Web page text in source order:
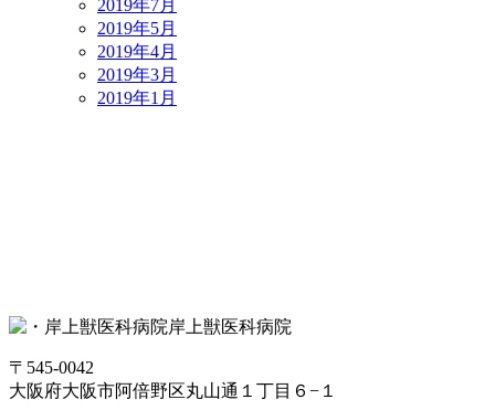
2019年7月
2019年5月
2019年4月
2019年3月
2019年1月
岸上獣医科病院
〒545-0042
大阪府大阪市阿倍野区丸山通１丁目６−１